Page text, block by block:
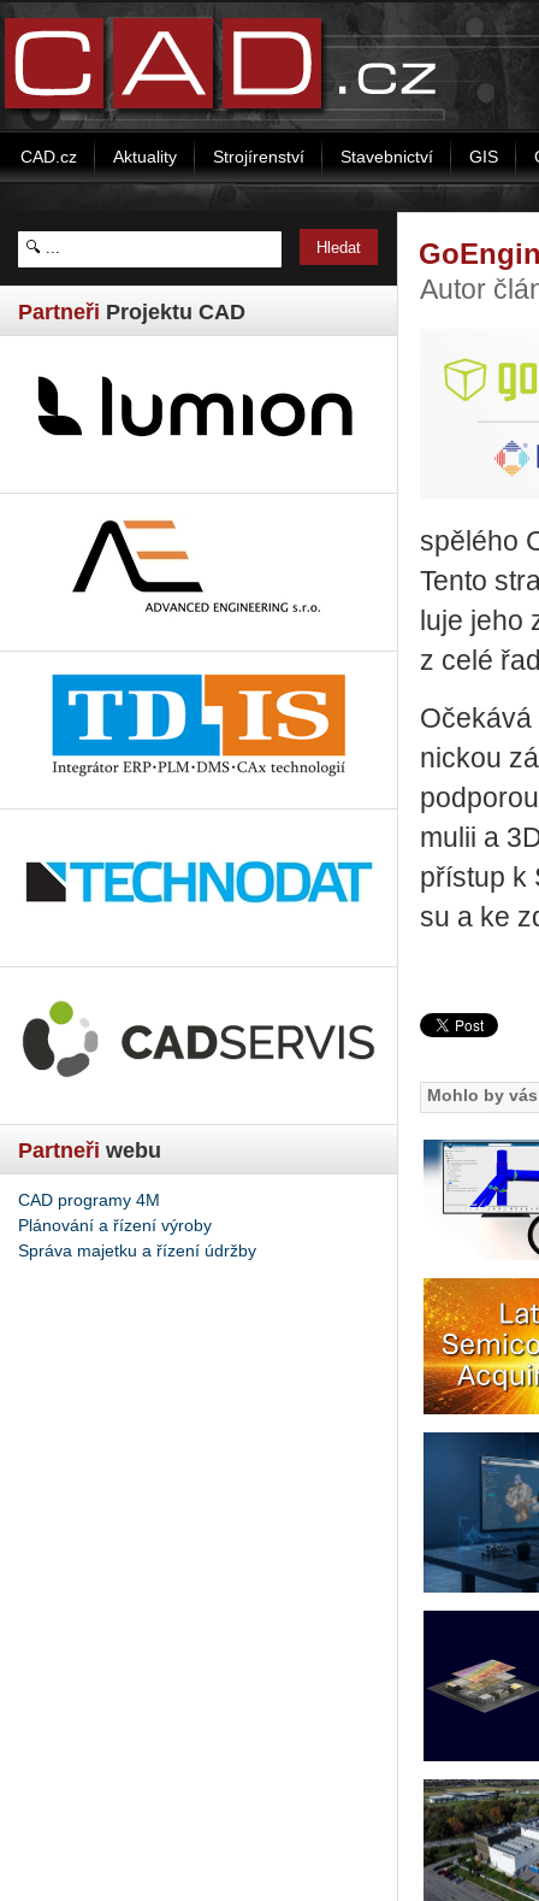
CAD.cz Aktuality Strojírenství Stavebnictví GIS
Partneři Projektu CAD
Partneři webu
CAD programy 4M
Plánování a řízení výroby
Správa majetku a řízení údržby
Autor
spě­lé­ho
Tento
lu­je jeho
z celé
nic­kou
mu­lii a
pří­stup k
su a ke
Mohlo by